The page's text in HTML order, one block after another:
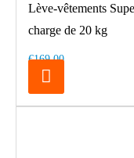
Lève-vêtements
charge de 20 kg
€169.00